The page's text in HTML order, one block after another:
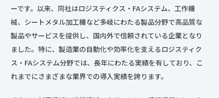
ーです。以来、同社はロジスティクス・FAシステム、工作機
械、シートメタル加工機など多岐にわたる製品分野で高品質な
製品やサービスを提供し、国内外で信頼されている企業となり
ました。特に、製造業の自動化や効率化を支えるロジスティク
ス・FAシステム分野では、長年にわたる実績を有しており、こ
れまでにさまざまな業界での導入実績を誇ります。